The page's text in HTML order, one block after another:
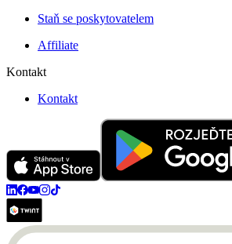
Staň se poskytovatelem
Affiliate
Kontakt
Kontakt